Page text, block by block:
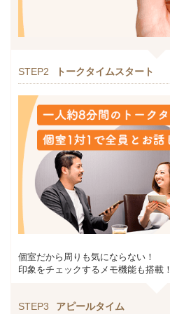
STEP2 トークタイムスタート
個室だから周りも気にならない！
印象をチェックするメモ機能も搭載！
STEP3 アピールタイム